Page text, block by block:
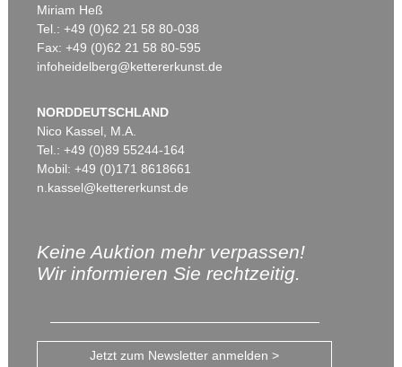
Miriam Heß
Tel.: +49 (0)62 21 58 80-038
Fax: +49 (0)62 21 58 80-595
infoheidelberg@kettererkunst.de
NORDDEUTSCHLAND
Nico Kassel, M.A.
Tel.: +49 (0)89 55244-164
Mobil: +49 (0)171 8618661
n.kassel@kettererkunst.de
Keine Auktion mehr verpassen!
Wir informieren Sie rechtzeitig.
Jetzt zum Newsletter anmelden >